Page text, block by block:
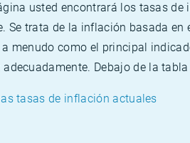
usted encontrará los tasas
Se trata de la inflación basada en
menudo como el principal
adecuadamente. Debajo de la
tasas de inflación actuales